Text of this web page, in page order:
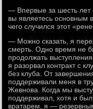
— Впервые за шесть лет
вы являетесь основным
чего случился этот
— Можно сказать, я
смерть. Одно время не
продолжать
я разорвал контракт с
без клуба. От
поддерживали меня в
Жевнова. Когда мы
поддерживал, хотя и
вратарем, я —